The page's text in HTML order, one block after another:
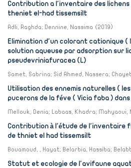
Contribution a l'inventaire des
theniet el-had tissemsilt
Adli, Raghda; Dennine, Nassima (2019)
Elimination d'un colorant cationique (
solution aqueuse par adsorption sur
pseudevriniafuracea (L)
Samet, Sabrina; Sid Ahmed, Nassera;
Utilisation des ennemis naturelles (
pucerons de la féve ( Vicia faba )
Mellouk, Denia; Labaas, Khadra; Mahyaoui,
Contribution à l'étude de l'inventaire
de thniet el had tissemsilt
Bouamoud, , Hayat; Belarbia, Hassiba;
Statut et ecologie de l'avifaune